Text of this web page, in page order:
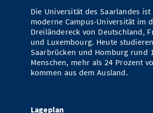
Vom Studium in den Beruf
Study Scheduler
Bibliothek
Open Science/Open Access
Start-ups
IT-Themenabend
Ranking
Zahlen & Fakten
Preise, Auszeichnungen und
Kontakt
SIC Merchandise
Anfahrt
AnsprechpartnerInnen, Personen,
Termine, Vorträge und
Die Universität des Saarlandes ist
moderne Campus-Universität im
Dreiländereck von Deutschland,
und Luxembourg. Heute
Saarbrücken und Homburg rund
Menschen, mehr als 24 Prozent
kommen aus dem Ausland.
Lageplan